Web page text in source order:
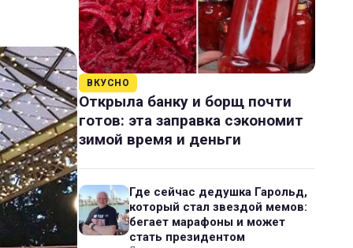
ВКУСНО
Открыла банку и борщ почти
готов: эта заправка сэкономит
зимой время и деньги
Где сейчас дедушка Гарольд,
который стал звездой мемов:
бегает марафоны и может
стать президентом